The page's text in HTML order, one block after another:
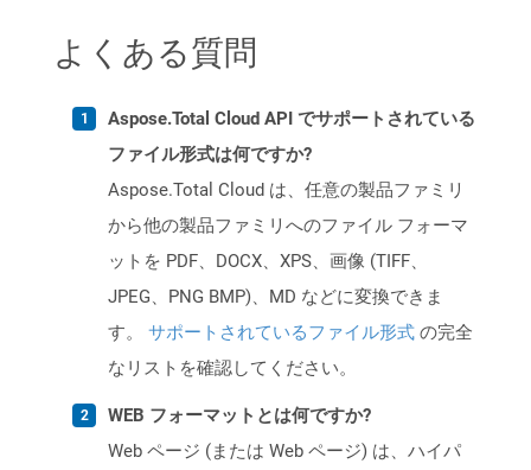
よくある質問
Aspose.Total Cloud API でサポートされている
ファイル形式は何ですか?
Aspose.Total Cloud は、任意の製品ファミリ
から他の製品ファミリへのファイル フォーマ
ットを PDF、DOCX、XPS、画像 (TIFF、
JPEG、PNG BMP)、MD などに変換できま
す。 サポートされているファイル形式 の完全
なリストを確認してください。
WEB フォーマットとは何ですか?
Web ページ (または Web ページ) は、ハイパ